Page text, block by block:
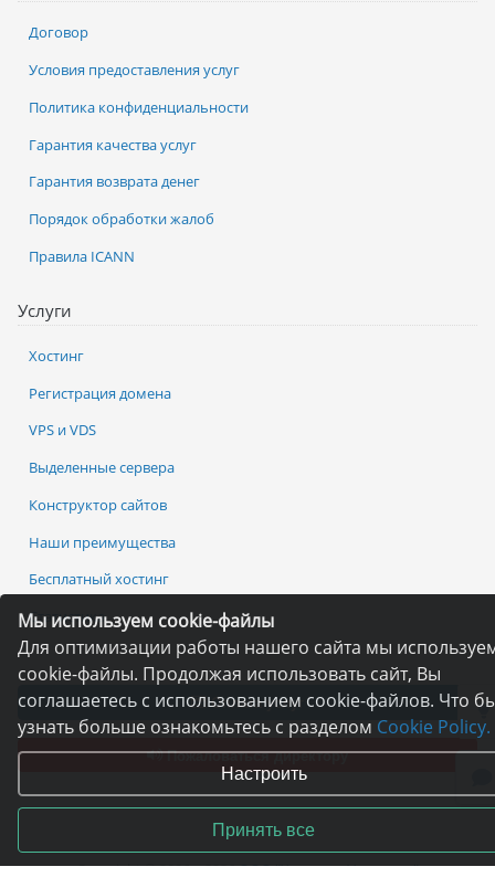
Мы используем cookie-файлы
Для оптимизации работы нашего сайта мы
cookie-файлы. Продолжая использовать сайт, Вы
соглашаетесь с использованием cookie-файлов. Что
узнать больше ознакомьтесь с разделом Cookie Policy.
Настроить
Принять все
Услуги
Хостинг
Регистрация домена
VPS и VDS
Выделенные сервера
Конструктор сайтов
Наши преимущества
Бесплатный хостинг
Статистика
Договор
Условия предоставления услуг
Политика конфиденциальности
Гарантия качества услуг
Гарантия возврата денег
Порядок обработки жалоб
Правила ICANN
Оплата услуг
Пожаловаться директору
Copyright © 2006—2026ООО "Хостинг «Украина»"